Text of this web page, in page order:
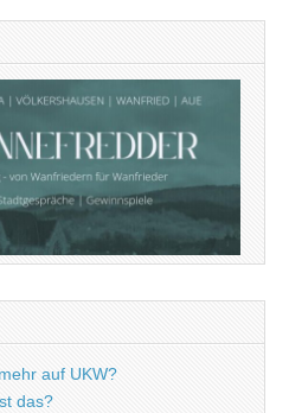
auf UKW?
das?